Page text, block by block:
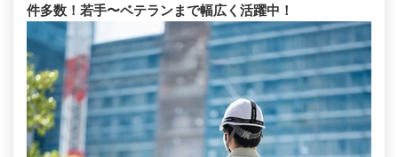
件多数！若手〜ベテランまで幅広く活躍中！